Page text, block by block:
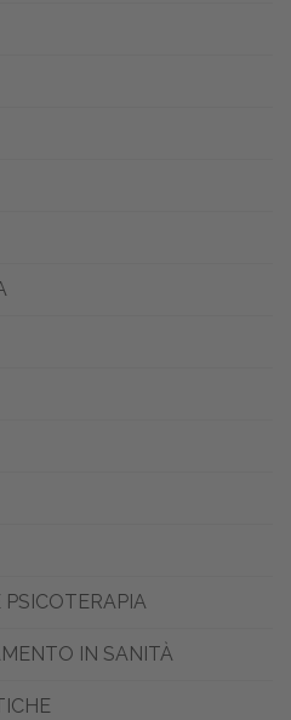
PSICOTERAPIA
IN SANITÀ